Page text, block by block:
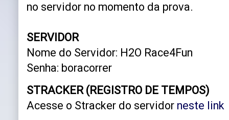
no servidor no momento da prova.
SERVIDOR
Nome do Servidor: H2O Race4Fun
Senha: boracorrer
STRACKER (REGISTRO DE TEMPOS)
Acesse o Stracker do servidor neste link